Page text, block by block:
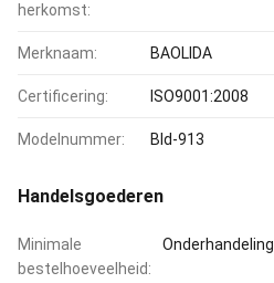
herkomst:
Merknaam: BAOLIDA
Certificering: ISO9001:2008
Modelnummer: Bld-913
Handelsgoederen
Minimale
bestelhoeveelheid:
Onderhandeling